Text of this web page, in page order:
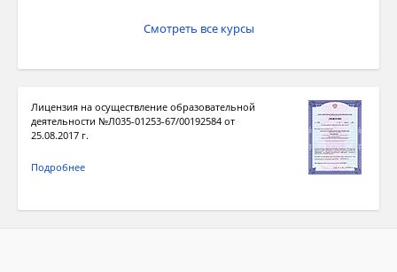
Смотреть все курсы
Лицензия на осуществление образовательной
деятельности №Л035-01253-67/00192584 от
25.08.2017 г.
Подробнее